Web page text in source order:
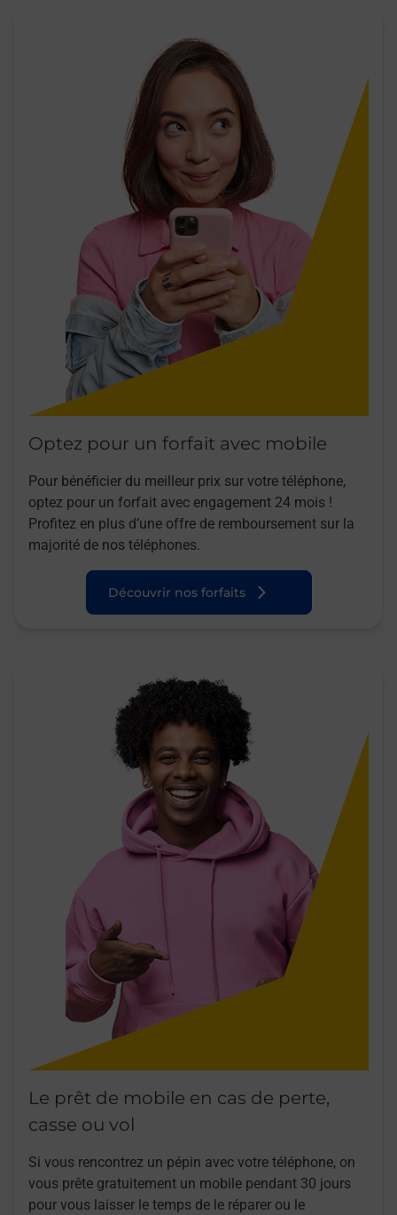
Optez pour un forfait avec mobile
Pour bénéficier du meilleur prix sur votre téléphone,
optez pour un forfait avec engagement 24 mois !
Profitez en plus d’une offre de remboursement sur la
majorité de nos téléphones.
Découvrir nos forfaits
Le prêt de mobile en cas de perte,
casse ou vol
Si vous rencontrez un pépin avec votre téléphone, on
vous prête gratuitement un mobile pendant 30 jours
pour vous laisser le temps de le réparer ou le